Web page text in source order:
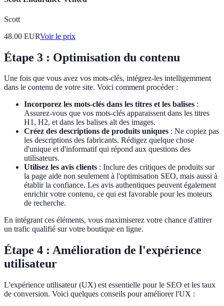
Scott
48.00 EURVoir le prix
Étape 3 : Optimisation du contenu
Une fois que vous avez vos mots-clés, intégrez-les intelligemment
dans le contenu de votre site. Voici comment procéder :
Incorporez les mots-clés dans les titres et les balises :
Assurez-vous que vos mots-clés apparaissent dans les titres
H1, H2, et dans les balises alt des images.
Créez des descriptions de produits uniques : Ne copiez pas
les descriptions des fabricants. Rédigez quelque chose
d'unique et d'informatif qui répond aux questions des
utilisateurs.
Utilisez les avis clients : Inclure des critiques de produits sur
la page aide non seulement à l'optimisation SEO, mais aussi à
établir la confiance. Les avis authentiques peuvent également
enrichir votre contenu, ce qui est favorable pour les moteurs
de recherche.
En intégrant ces éléments, vous maximiserez votre chance d'attirer
un trafic qualifié sur votre boutique en ligne.
Étape 4 : Amélioration de l'expérience
utilisateur
L'expérience utilisateur (UX) est essentielle pour le SEO et les taux
de conversion. Voici quelques conseils pour améliorer l'UX :